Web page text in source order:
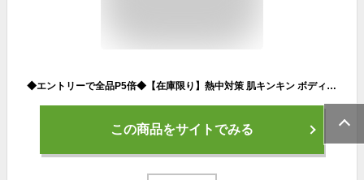
◆エントリーで全品P5倍◆【在庫限り】熱中対策 肌キンキン ボディミスト 100ml【小林製薬/体に直接スプレーするだけ冷感刺激/屋外作業/レジャー/スポーツ/ひんやり気持ちいい/より安い/安い/ヒエピタ/ネツサマ/熱中対策に/メンズビオレ/制汗】【smtb-TD】【RCP】
この商品をサイトでみる